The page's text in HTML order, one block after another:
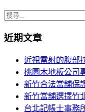
搜
關
近期文章
近視雷射的腹部
桃園木地板公司
新竹合法當舖保
新竹當舖選擇竹
台北記帳士事務